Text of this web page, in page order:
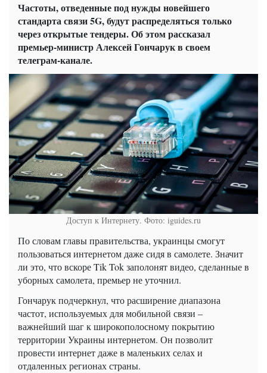
Частоты, отведенные под нужды новейшего
стандарта связи 5G, будут распределяться только
через открытые тендеры. Об этом рассказал
премьер-министр Алексей Гончарук в своем
телеграм-канале.
Доступ к Интернету. Фото: iguides.ru
По словам главы правительства, украинцы смогут
пользоваться интернетом даже сидя в самолете. Значит
ли это, что вскоре Tik Tok заполонят видео, сделанные в
уборных самолета, премьер не уточнил.
Гончарук подчеркнул, что расширение диапазона
частот, используемых для мобильной связи –
важнейший шаг к широкополосному покрытию
территории Украины интернетом. Он позволит
провести интернет даже в маленьких селах и
отдаленных регионах страны.